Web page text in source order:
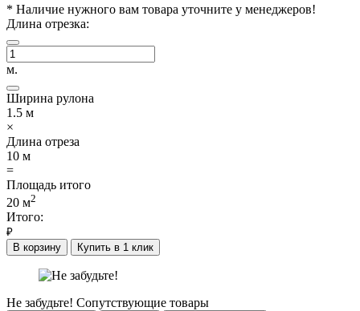
* Наличие нужного вам товара уточните у менеджеров!
Длина отрезка:
м.
Ширина рулона
1.5 м
×
Длина отреза
10 м
=
Площадь итого
20 м2
Итого:
₽
В корзину
Купить в 1 клик
Не забудьте! Сопутствующие товары